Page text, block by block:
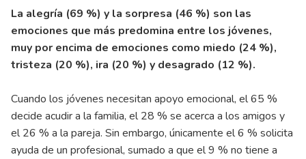
La alegría (69 %) y la sorpresa (46 %) son las
emociones que más predomina entre los jóvenes,
muy por encima de emociones como miedo (24 %),
tristeza (20 %), ira (20 %) y desagrado (12 %).
Cuando los jóvenes necesitan apoyo emocional, el 65 %
decide acudir a la familia, el 28 % se acerca a los amigos y
el 26 % a la pareja. Sin embargo, únicamente el 6 % solicita
ayuda de un profesional, sumado a que el 9 % no tiene a